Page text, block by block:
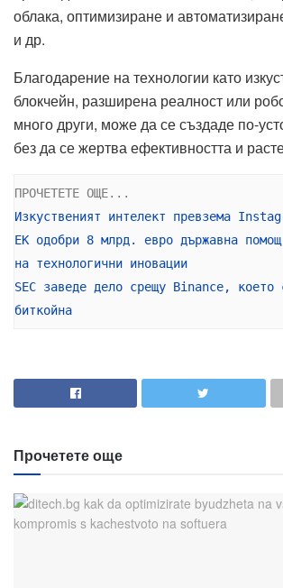
облака, оптимизиране и
и др.
Благодарение на технологии като
блокчейн, разширена реалност или
много други, може да се създаде по-
без да се жертва ефективността и
Изкуственият интелект превзема
ЕК одобри 8 млрд. евро държавна
на технологични иновации
SEC заведе дело срещу Binance, което
биткойна
Прочетете още